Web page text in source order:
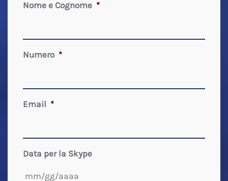
Nome e Cognome *
Numero *
Email *
Data per la Skype